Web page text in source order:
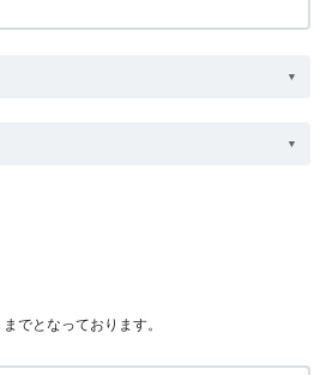
でとなっております。